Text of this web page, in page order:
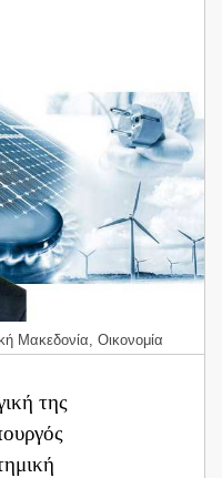
Μακεδονία Οικονομία
της